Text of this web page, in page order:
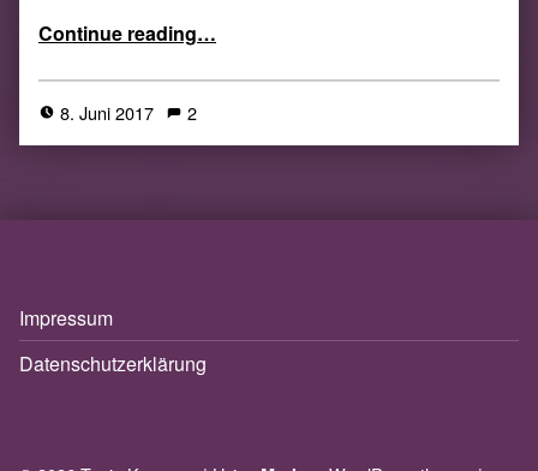
Continue reading…
8. Juni 2017 2
Impressum
Datenschutzerklärung